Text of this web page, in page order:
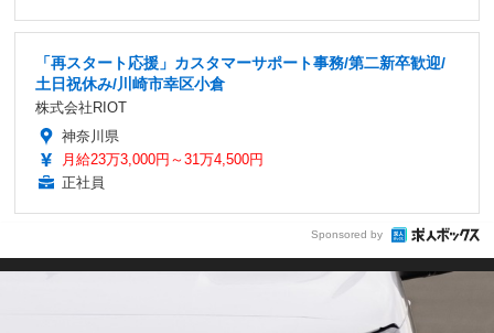
「再スタート応援」カスタマーサポート事務/第二新卒歓迎/
土日祝休み/川崎市幸区小倉
株式会社RIOT
神奈川県
月給23万3,000円～31万4,500円
正社員
Sponsored by